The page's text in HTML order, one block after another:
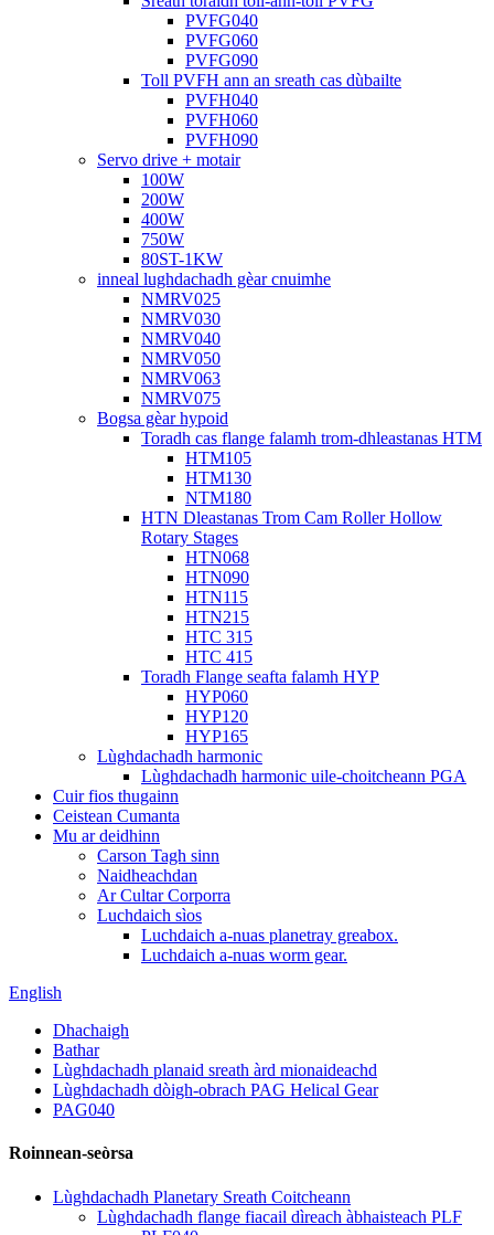
PVFG040
PVFG060
PVFG090
Toll PVFH ann an sreath cas dùbailte
PVFH040
PVFH060
PVFH090
Servo drive + motair
100W
200W
400W
750W
80ST-1KW
inneal lughdachadh gèar cnuimhe
NMRV025
NMRV030
NMRV040
NMRV050
NMRV063
NMRV075
Bogsa gèar hypoid
Toradh cas flange falamh trom-dhleastanas HTM
HTM105
HTM130
NTM180
HTN Dleastanas Trom Cam Roller Hollow
Rotary Stages
HTN068
HTN090
HTN115
HTN215
HTC 315
HTC 415
Toradh Flange seafta falamh HYP
HYP060
HYP120
HYP165
Lùghdachadh harmonic
Lùghdachadh harmonic uile-choitcheann PGA
Cuir fios thugainn
Ceistean Cumanta
Mu ar deidhinn
Carson Tagh sinn
Naidheachdan
Ar Cultar Corporra
Luchdaich sìos
Luchdaich a-nuas planetray greabox.
Luchdaich a-nuas worm gear.
English
Dhachaigh
Bathar
Lùghdachadh planaid sreath àrd mionaideachd
Lùghdachadh dòigh-obrach PAG Helical Gear
PAG040
Roinnean-seòrsa
Lùghdachadh Planetary Sreath Coitcheann
Lùghdachadh flange fiacail dìreach àbhaisteach PLF